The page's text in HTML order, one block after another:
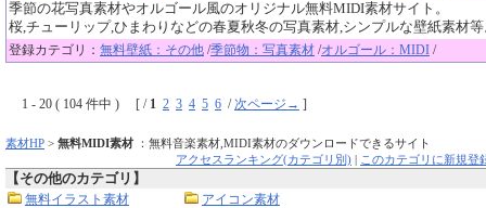
季節の花写真素材やオルゴール風のオリジナル無料MIDI素材サイト。
桜,チューリップ,ひまわりなどの春夏秋冬の写真素材,シンプルな壁紙素材
登録カテゴリ： 無料壁紙：その他 /季節物：写真素材 /オルゴール：MIDI /
1 - 20 ( 104 件中 ) [ / 1 2 3 4 5 6 / 次ページ→ ]
素材HP > 無料MIDI素材 ：無料音楽素材,MIDI素材のダウンロードできるサイト
アクセスランキング(カテゴリ別) | このカテゴリに新規登
【その他のカテゴリ】
無料イラスト素材
アイコン素材